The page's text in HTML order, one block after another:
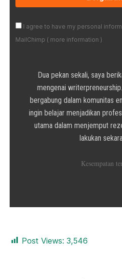
I agree to have my personal
MailChimp ( more information )
Dua pekan sekali, saya
mengenai
bergabung dalam komunitas
ingin belajar menjadikan
utama dalam menjemput
lakukan
Kesempatan
Post Views: 3,546